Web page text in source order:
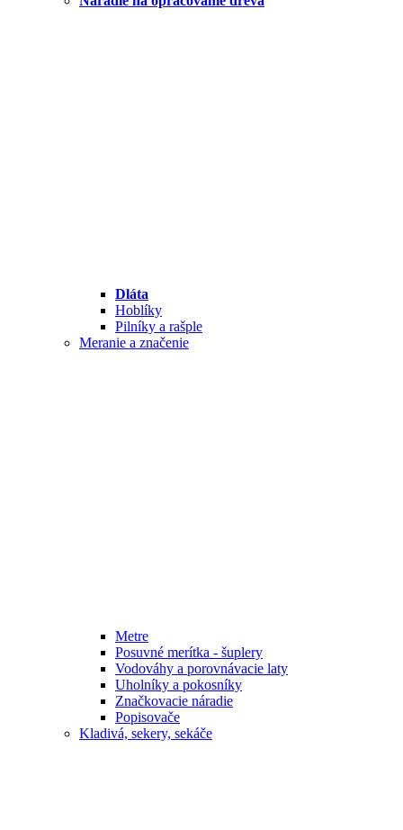
Dláta
Hoblíky
Pilníky a rašple
Meranie a značenie
Metre
Posuvné merítka - šuplery
Vodováhy a porovnávacie laty
Uholníky a pokosníky
Značkovacie náradie
Popisovače
Kladivá, sekery, sekáče